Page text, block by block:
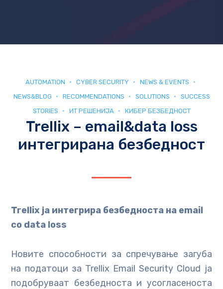
AUTOMATION CYBER SECURITY
NEWS & EVENTS
NEWS&BLOG
RECOMMENDATIONS SOLUTIONS
SUCCESS
STORIES
ИТ РЕШЕНИЈА КИБЕР БЕЗБЕДНОСТ
Trellix – еmail&data loss
интегриранa безбедност
Trellix ја интегрира безбедноста на email
со data loss
Новите способности за спречување загуба
на податоци за Trellix Email Security Cloud ја
подобруваат безбедноста и усогласеноста